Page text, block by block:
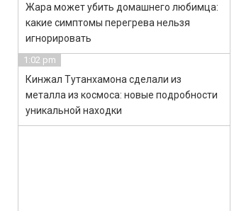
Жара может убить домашнего любимца:
какие симптомы перегрева нельзя
игнорировать
1:02 pm
Кинжал Тутанхамона сделали из
металла из космоса: новые подробности
уникальной находки